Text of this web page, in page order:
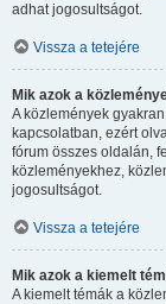
adhat jogosultságot.
Vissza a tetejére
Mik azok a
A közlemények
kapcsolatban, ezért
fórum összes oldalán,
közleményekhez,
jogosultságot.
Vissza a tetejére
Mik azok a kiemelt
A kiemelt témák a